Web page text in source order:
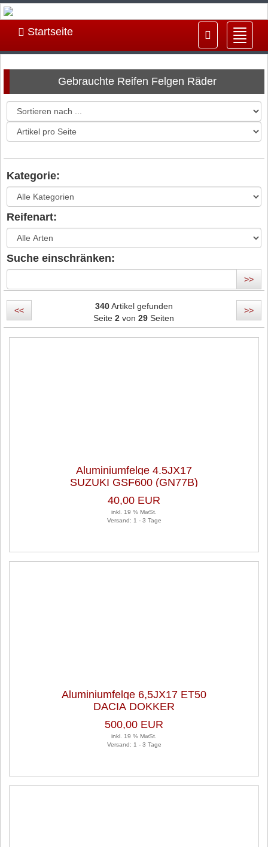
ein-/
Startseite
Gebrauchte Reifen Felgen Räder
Kategorie:
Reifenart:
Suche einschränken:
>>
<< 340Artikel gefunden
Seite2 von29 Seiten
>>
Aluminiumfelge 4.5JX17
SUZUKI GSF600 (GN77B)
40,00 EUR
inkl. 19 % MwSt.
Versand: 1 - 3 Tage
Aluminiumfelge 6,5JX17 ET50
LK5X114,3 1 Satz (je 4 Stück)
DACIA DOKKER
500,00 EUR
inkl. 19 % MwSt.
Versand: 1 - 3 Tage